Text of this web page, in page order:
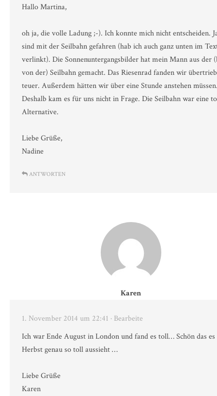
Hallo Martina,
oh ja, die volle Ladung ;-). Ich konnte mich nicht entscheiden.
sind mit der Seilbahn gefahren (hab ich auch ganz unten im
verlinkt). Die Sonnenuntergangsbilder hat mein Mann aus der
von der) Seilbahn gemacht. Das Riesenrad fanden wir
teuer. Außerdem hätten wir über eine Stunde anstehen
Deshalb kam es für uns nicht in Frage. Die Seilbahn war eine
Alternative.
Liebe Grüße,
Nadine
ANTWORTEN
Karen
1. November 2014 um 22:41 · Bearbeite
Ich war Ende August in London und fand es toll… Schön das
Herbst genau so toll aussieht …
Liebe Grüße
Karen